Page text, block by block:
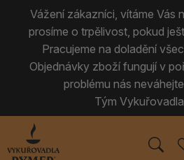
Vážení zákazníci, vítáme Vás
prosíme o trpělivost, pokud
Pracujeme na doladění
Objednávky zboží fungují v
problému nás
Tým